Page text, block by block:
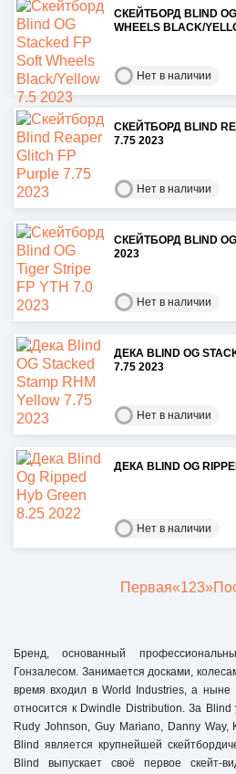
СКЕЙТБОРД BLIND OG
WHEELS BLACK/
Нет в наличии
СКЕЙТБОРД BLIND
7.75 2023
Нет в наличии
СКЕЙТБОРД BLIND OG
2023
Нет в наличии
ДЕКА BLIND OG
7.75 2023
Нет в наличии
ДЕКА BLIND OG
Нет в наличии
Первая«123»
Бренд, основанный
Гонзалесом. Занимается досками,
время входил в World Industries, а
относится к Dwindle Distribution. За Blind
Rudy Johnson, Guy Mariano, Danny
Blind является крупнейшей
Blind выпускает своё первое скейт-